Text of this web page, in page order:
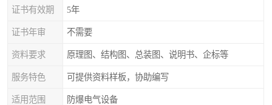
证书有效期 5年
证书年审 不需要
资料要求 原理图、结构图、总装图、说明书、企标等
服务特色 可提供资料样板，协助编写
适用范围 防爆电气设备